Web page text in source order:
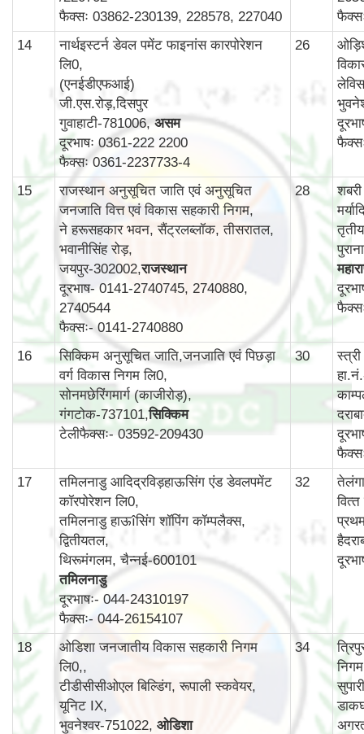
फैक्सः 03862-230139, 228578, 227040
14
नार्थइस्टर्न डेवल पमेंट फाइनांस कारपोरेशन
लि0,
(एनईडीएफआई)
जी.एस.रोड़,दिसपुर
गुवाहाटी-781006,असम
दूरभाषः 0361-222 2200
फैक्सः 0361-2237733-4
26
15
राजस्थान अनुसूचित जाति एवं अनुसूचित
जनजाति वित्त एवं विकास सहकारी निगम,
ने हरूसहकार भवन, सैंट्रलब्लॉक, तीसरातल,
भवानीसिंह रोड़,
जयपुर-302002,राजस्थान
दूरभाष- 0141-2740745, 2740880,
2740544
फैक्सः- 0141-2740880
28
16
सिक्किम अनुसूचित जाति,जनजाति एवं पिछड़ा
वर्ग विकास निगम लि0,
सोनमछेरिंगमार्ग (काजीरोड़),
गंगटोक-737101,सिक्किम
टेलीफैक्सः- 03592-209430
30
17
तमिलनाडु आदिद्रविड़हाऊसिंग एंड डेवलपमेंट
कॉरपोरेशन लि0,
तमिलनाडु हाऊîसिंग शॉपिंग कॉम्पलैक्स,
द्वितीयतल,
थिरूमंगलम, चैन्नई-600101
तमिलनाडु
दूरभाषः- 044-24310197
फैक्सः- 044-26154107
32
18
ओडिशा जनजातीय विकास सहकारी निगम
लि0,,
टीडीसीसीओएल बिल्डिंग, रूपाली स्कवेयर,
यूनिट IX,
भुवनेश्वर-751022, ओडिशा
34